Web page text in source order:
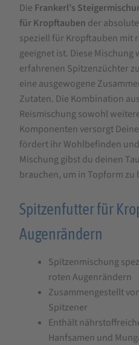
ALFANA
Frankerl’s
Steigermischung
Taubenfutter
25
kg
Die Frankerl’s
für Kropftauben der
speziell für Kropftauben mit
geeignet ist. Diese Mischung
erfahrenen Spitzenzüchter
eine ausgewogene
Zutaten. Die Kombination
Reismischung sowohl
Komponenten versorgt
fördert ihr Wohlbefinden
Mischung gibst du deinen
brauchen, um in Topform zu
Spitzenfutter für
Augenrändern
Spitzenmischung
roten Augenrändern
Zusammengestellt
Spitzener
Enthält
Hanfsamen und